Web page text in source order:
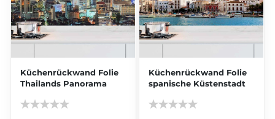
Küchenrückwand Folie
Thailands Panorama
Küchenrückwand Folie
spanische Küstenstadt